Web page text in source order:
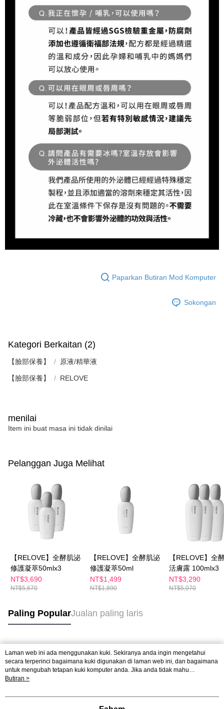
Paparkan Butiran Mod Komputer
Sokongan
Kategori Berkaitan (2)
【臉部保養】 原液/精華液
【臉部保養】 RELOVE
menilai
Item ini buat masa ini tidak dinilai
Pelanggan Juga Melihat
【RELOVE】全酵肌泌
修護凝萃50mlx3
NT$3,690
NT$5,670
【RELOVE】全酵肌泌
修護凝萃50ml
NT$1,499
NT$1,890
【RELOVE】全
活膚露 100mlx3
NT$3,290
NT$5,070
Paling PopularJualan paling laris
Tag Popular
Laman web ini ada menggunakan kuki. Sekiranya anda ingin mengetahui
secara terperinci bagaimana kuki digunakan di laman web ini, dan bagaimana
untuk mengubah tetapan kuki komputer anda. Jika anda tidak mahu
menggunakan kuki di komputer anda, sila rujuk penerangan mengenai kuki.
mengetahui secara terperinci bagaimana kuki digunakan di laman web ini,
Butiran >